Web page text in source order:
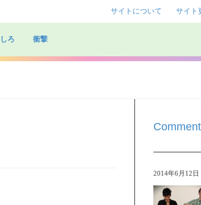
サイトについて サイト
ろ 衝撃
Comment
2014年6月12日